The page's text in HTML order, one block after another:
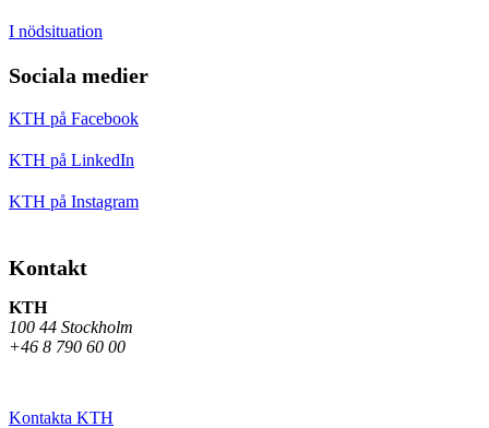
I nödsituation
Sociala medier
KTH på Facebook
KTH på LinkedIn
KTH på Instagram
Kontakt
KTH
100 44 Stockholm
+46 8 790 60 00
Kontakta KTH